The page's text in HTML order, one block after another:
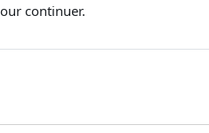
continuer.